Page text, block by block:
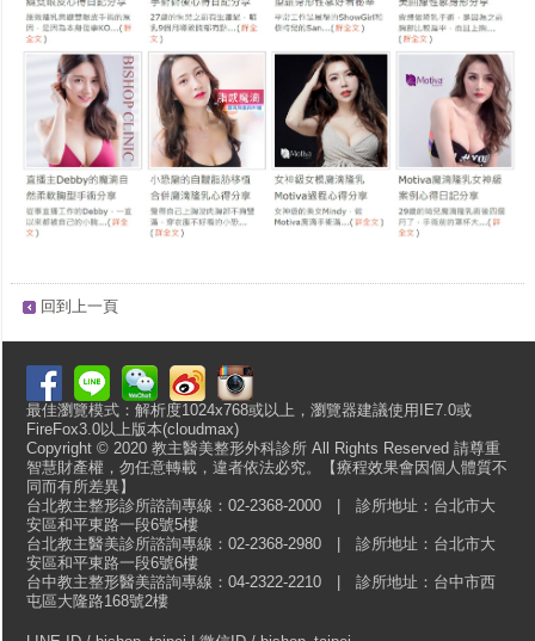
回到上一頁
最佳瀏覽模式：解析度1024x768或以上，瀏覽器建議使用IE7.0或
FireFox3.0以上版本(cloudmax)
Copyright © 2020 教主醫美整形外科診所 All Rights Reserved 請尊重
智慧財產權，勿任意轉載，違者依法必究。【療程效果會因個人體質不
同而有所差異】
台北教主整形診所諮詢專線：02-2368-2000 | 診所地址：台北市大
安區和平東路一段6號5樓
台北教主醫美診所諮詢專線：02-2368-2980 | 診所地址：台北市大
安區和平東路一段6號6樓
台中教主整形醫美諮詢專線：04-2322-2210 | 診所地址：台中市西
屯區大隆路168號2樓